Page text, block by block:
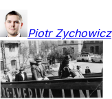
Piotr Zychowicz